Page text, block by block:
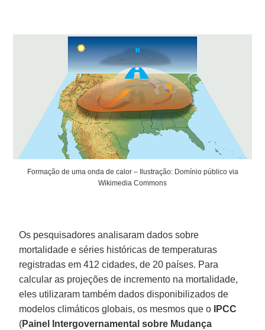
Formação de uma onda de calor – Ilustração: Domínio público via
Wikimedia Commons
Os pesquisadores analisaram dados sobre
mortalidade e séries históricas de temperaturas
registradas em 412 cidades, de 20 países. Para
calcular as projeções de incremento na mortalidade,
eles utilizaram também dados disponibilizados de
modelos climáticos globais, os mesmos que o IPCC
(Painel Intergovernamental sobre Mudança